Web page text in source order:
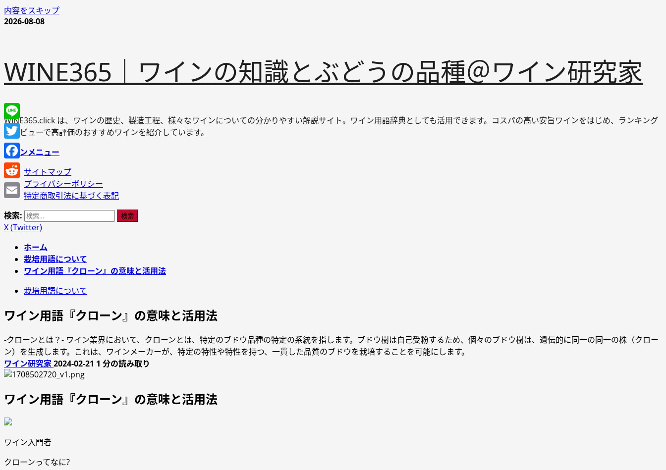
内容をスキップ
2026-08-08
WINE365｜ワインの知識とぶどうの品種＠ワイン研究家
WINE365.click は、ワインの歴史、製造工程、様々なワインについての分かりやすい解説サイト。ワイン用語辞典としても活用できます。コスパの高い安旨ワインをはじめ、ランキング
やレビューで高評価のおすすめワインを紹介しています。
メインメニュー
サイトマップ
プライバシーポリシー
特定商取引法に基づく表記
検索:
X (Twitter)
ホーム
栽培用語について
ワイン用語『クローン』の意味と活用法
栽培用語について
ワイン用語『クローン』の意味と活用法
-クローンとは？- ワイン業界において、クローンとは、特定のブドウ品種の特定の系統を指します。ブドウ樹は自己受粉するため、個々のブドウ樹は、遺伝的に同一の同一の株（クロー
ン）を生成します。これは、ワインメーカーが、特定の特性や特性を持つ、一貫した品質のブドウを栽培することを可能にします。
ワイン研究家2024-02-21 1 分の読み取り
ワイン用語『クローン』の意味と活用法
ワイン入門者
クローンってなに?
Line
Twitter
Facebook
Reddit